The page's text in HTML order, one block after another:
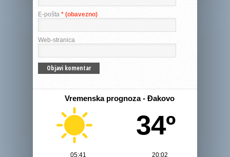
E-pošta * (obavezno)
Web-stranica
Vremenska prognoza - Đakovo
34º
05:41 20:02